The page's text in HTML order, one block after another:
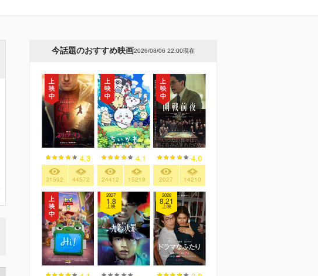
今話題のおすすめ映画2026/08/06 22:00現在
4.3
31592 44572
4.1
24412 15219
4.0
2027 14210
2027
1.8
上映
2026
8.21
上映